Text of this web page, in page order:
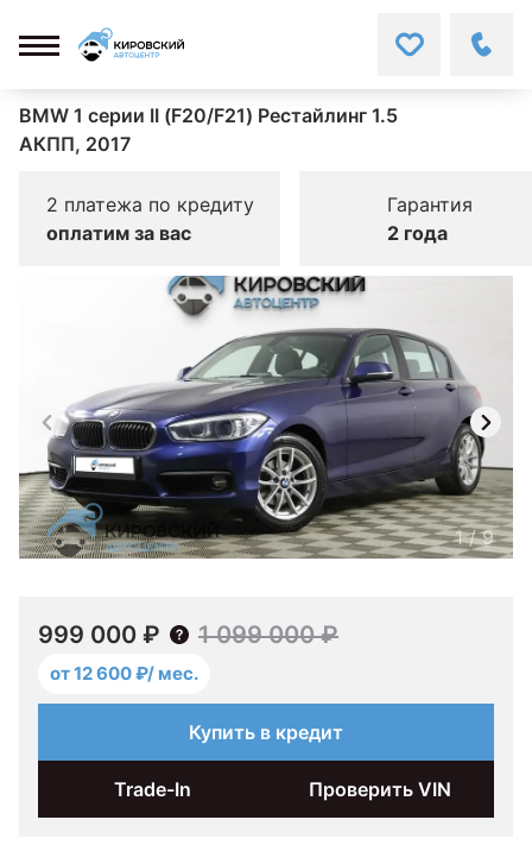
BMW 1 серии II (F20/F21) Рестайлинг 1.5
АКПП, 2017
2 платежа по кредиту
оплатим за вас
Гарантия
2 года
1/9
999 000 ₽ 1 099 000 ₽
от 12 600 ₽/ мес.
Купить в кредит
Trade-In Проверить VIN